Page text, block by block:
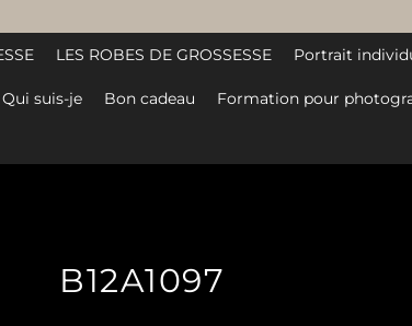
LES ROBES DE GROSSESSE Portrait
Qui suis-je Bon cadeau Formation pour
B12A1097